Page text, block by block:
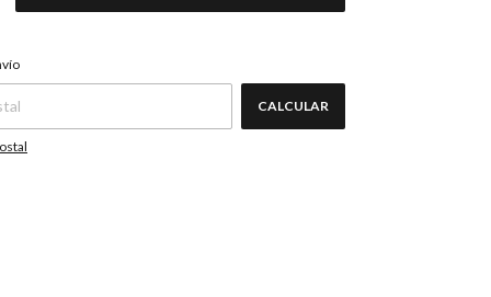
CALCULAR